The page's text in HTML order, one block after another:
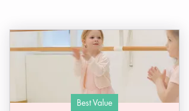
Best Value